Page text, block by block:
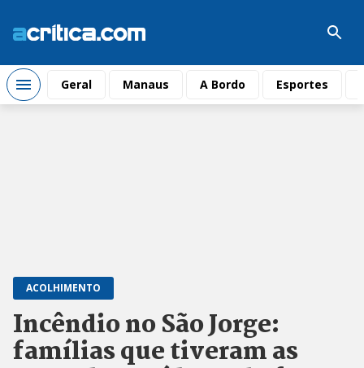
Geral Manaus A Bordo Esportes
ACOLHIMENTO
Incêndio no São Jorge:
famílias que tiveram as